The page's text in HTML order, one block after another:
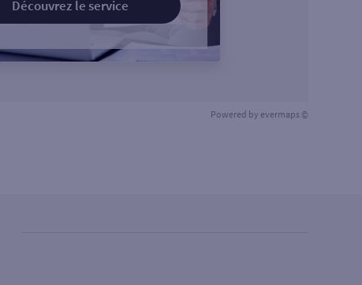
Découvrez le service
Powered by evermaps ©